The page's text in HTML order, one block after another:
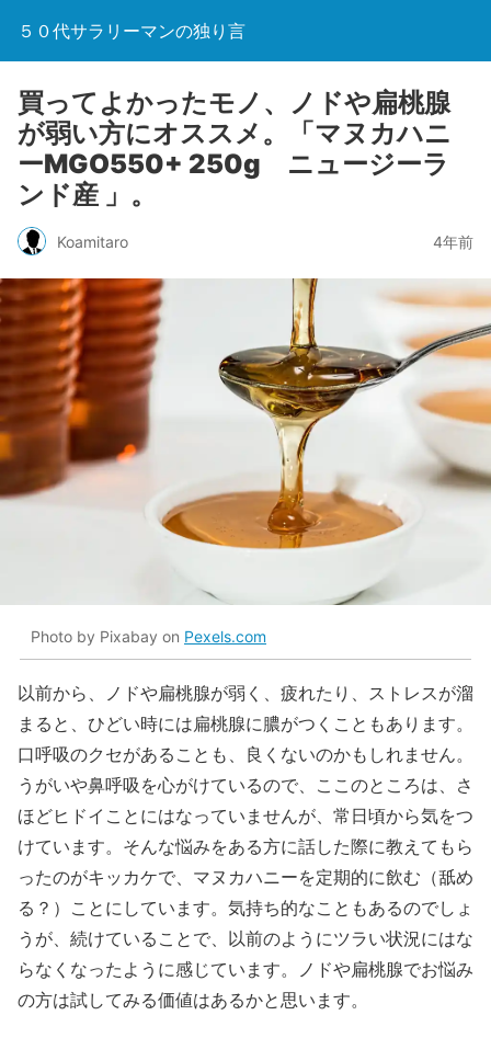
５０代サラリーマンの独り言
買ってよかったモノ、ノドや扁桃腺
が弱い方にオススメ。「マヌカハニ
ーMGO550+ 250g ニュージーラ
ンド産 」。
Koamitaro 4年前
Photo by Pixabay on Pexels.com
以前から、ノドや扁桃腺が弱く、疲れたり、ストレスが溜
まると、ひどい時には扁桃腺に膿がつくこともあります。
口呼吸のクセがあることも、良くないのかもしれません。
うがいや鼻呼吸を心がけているので、ここのところは、さ
ほどヒドイことにはなっていませんが、常日頃から気をつ
けています。そんな悩みをある方に話した際に教えてもら
ったのがキッカケで、マヌカハニーを定期的に飲む（舐め
る？）ことにしています。気持ち的なこともあるのでしょ
うが、続けていることで、以前のようにツラい状況にはな
らなくなったように感じています。ノドや扁桃腺でお悩み
の方は試してみる価値はあるかと思います。